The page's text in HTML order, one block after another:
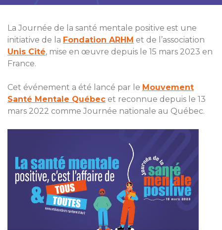
La Journée de la santé mentale positive est une
initiative de la Fondation ARHM et de l’association
Unis Cité, mise en œuvre depuis le 15 mars 2023 en
France.
Cet événement a été lancé par le Mouvement
Santé Mentale Québec et reconnue depuis le 13
mars 2022 comme Journée nationale au Québec.